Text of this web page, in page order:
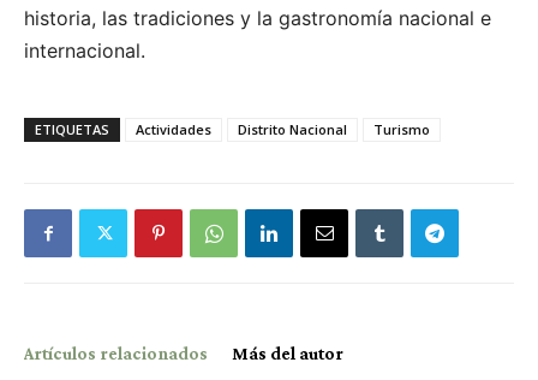
historia, las tradiciones y la gastronomía nacional e
internacional.
ETIQUETAS Actividades Distrito Nacional Turismo
Artículos relacionados Más del autor